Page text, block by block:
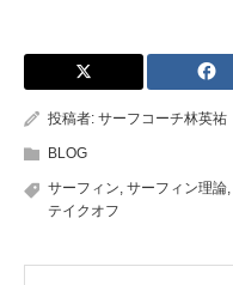
投稿者: サーフコーチ林英祐
BLOG
サーフィン, サーフィン理論,
テイクオフ